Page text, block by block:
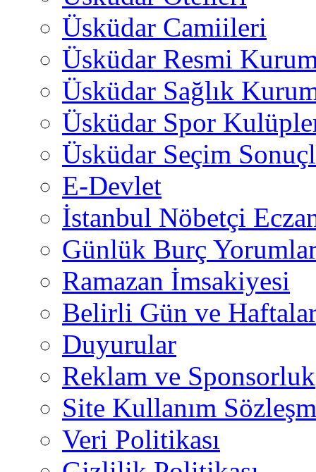
Üsküdar Camiileri
Üsküdar Resmi
Üsküdar Sağlık
Üsküdar Spor
Üsküdar Seçim
E-Devlet
İstanbul Nöbetçi
Günlük Burç
Ramazan İmsakiyesi
Belirli Gün ve
Duyurular
Reklam ve Sponsorluk
Site Kullanım
Veri Politikası